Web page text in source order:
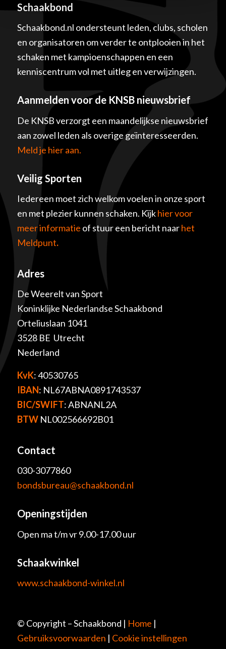
Schaakbond
Schaakbond.nl ondersteunt leden, clubs, scholen
en organisatoren om verder te ontplooien in het
schaken met kampioenschappen en een
kenniscentrum vol met uitleg en verwijzingen.
Aanmelden voor de KNSB nieuwsbrief
De KNSB verzorgt een maandelijkse nieuwsbrief
aan zowel leden als overige geïnteresseerden.
Meld je hier aan.
Veilig Sporten
Iedereen moet zich welkom voelen in onze sport
en met plezier kunnen schaken. Kijkhier voor
meer informatie of stuur een bericht naarhet
Meldpunt.
Adres
De Weerelt van Sport
Koninklijke Nederlandse Schaakbond
Orteliuslaan 1041
3528 BE Utrecht
Nederland
KvK: 40530765
IBAN: NL67ABNA0891743537
BIC/SWIFT: ABNANL2A
BTWNL002566692B01
Contact
030-3077860
bondsbureau@schaakbond.nl
Openingstijden
Open ma t/m vr 9.00-17.00 uur
Schaakwinkel
www.schaakbond-winkel.nl
© Copyright – Schaakbond | Home |
Gebruiksvoorwaarden | Cookie instellingen